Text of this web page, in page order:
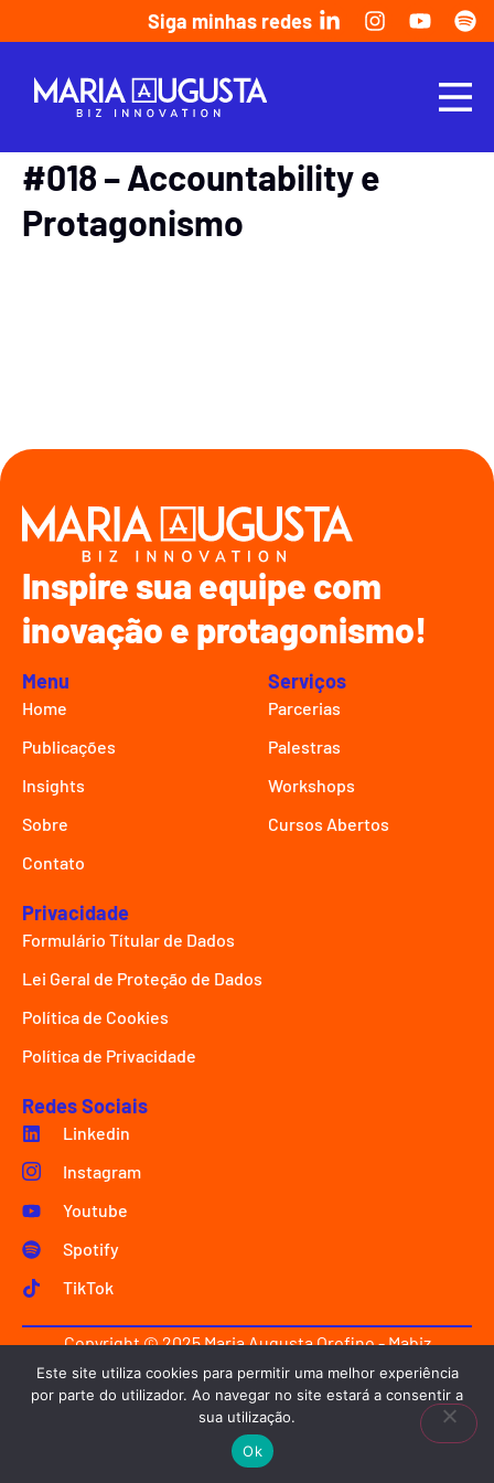
Siga minhas redes
#018 – Accountability e
Protagonismo
Inspire sua equipe com
inovação e protagonismo!
Menu
Home
Publicações
Insights
Sobre
Contato
Serviços
Parcerias
Palestras
Workshops
Cursos Abertos
Privacidade
Formulário Títular de Dados
Lei Geral de Proteção de Dados
Política de Cookies
Política de Privacidade
Redes Sociais
Linkedin
Instagram
Youtube
Spotify
TikTok
Copyright © 2025 Maria Augusta Orofino - Mabiz
Innovation.
Criado com ♥ poremølab design.
Este site utiliza cookies para permitir uma melhor experiência
por parte do utilizador. Ao navegar no site estará a consentir a
sua utilização.
Ok